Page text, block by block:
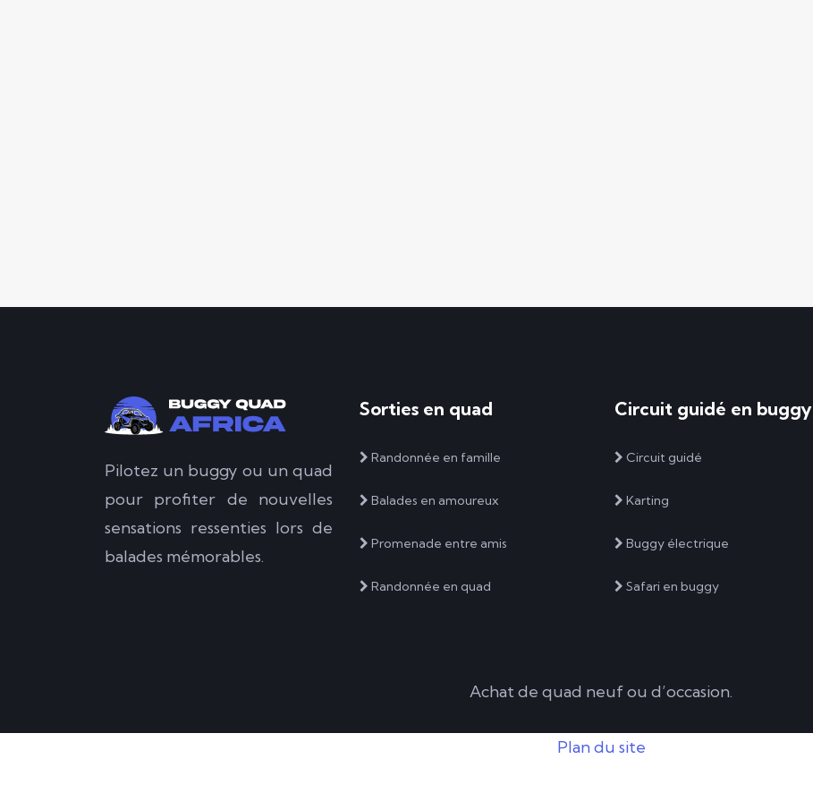
Pilotez un buggy ou un quad
pour profiter de nouvelles
sensations ressenties lors de
balades mémorables.
Sorties en quad
Randonnée en famille
Balades en amoureux
Promenade entre amis
Randonnée en quad
Circuit guidé en buggy
Circuit guidé
Karting
Buggy électrique
Safari en buggy
Achat de quad neuf ou d’occasion.
Plan du site